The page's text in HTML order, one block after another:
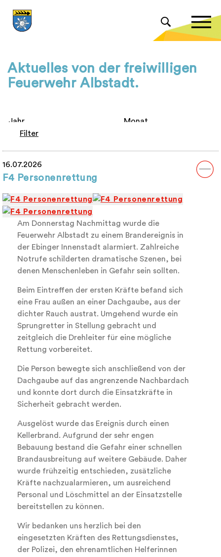
Aktuelles von der freiwilligen
Feuerwehr Albstadt.
Filter
16.07.2026
F4 Personenrettung
Am Donnerstag Nachmittag wurde die
Feuerwehr Albstadt zu einem Brandereignis in
der Ebinger Innenstadt alarmiert. Zahlreiche
Notrufe schilderten dramatische Szenen, bei
denen Menschenleben in Gefahr sein sollten.
Beim Eintreffen der ersten Kräfte befand sich
eine Frau außen an einer Dachgaube, aus der
dichter Rauch austrat. Umgehend wurde ein
Sprungretter in Stellung gebracht und
zeitgleich die Drehleiter für eine mögliche
Rettung vorbereitet.
Die Person bewegte sich anschließend von der
Dachgaube auf das angrenzende Nachbardach
und konnte dort durch die Einsatzkräfte in
Sicherheit gebracht werden.
Ausgelöst wurde das Ereignis durch einen
Kellerbrand. Aufgrund der sehr engen
Bebauung bestand die Gefahr einer schnellen
Brandausbreitung auf weitere Gebäude. Daher
wurde frühzeitig entschieden, zusätzliche
Kräfte nachzualarmieren, um ausreichend
Personal und Löschmittel an der Einsatzstelle
bereitstellen zu können.
Wir bedanken uns herzlich bei den
eingesetzten Kräften des Rettungsdienstes,
der Polizei, den ehrenamtlichen Helferinnen